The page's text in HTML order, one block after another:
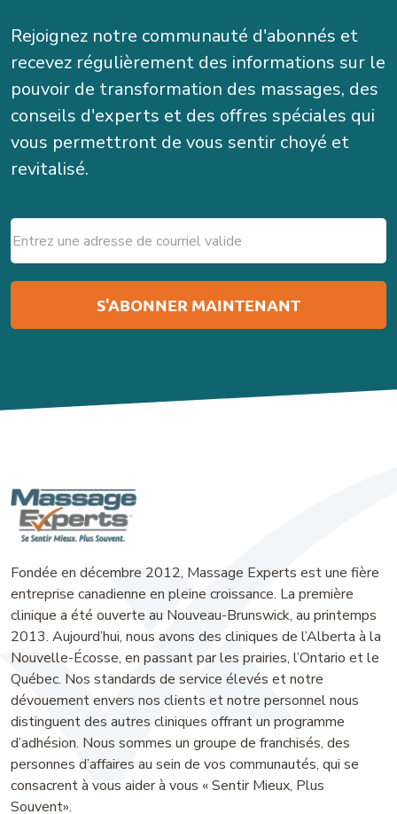
Rejoignez notre communauté d'abonnés et
recevez régulièrement des informations sur le
pouvoir de transformation des massages, des
conseils d'experts et des offres spéciales qui
vous permettront de vous sentir choyé et
revitalisé.
Email
Fondée en décembre 2012, Massage Experts est une fière
entreprise canadienne en pleine croissance. La première
clinique a été ouverte au Nouveau-Brunswick, au printemps
2013. Aujourd’hui, nous avons des cliniques de l’Alberta à la
Nouvelle-Écosse, en passant par les prairies, l’Ontario et le
Québec. Nos standards de service élevés et notre
dévouement envers nos clients et notre personnel nous
distinguent des autres cliniques offrant un programme
d’adhésion. Nous sommes un groupe de franchisés, des
personnes d’affaires au sein de vos communautés, qui se
consacrent à vous aider à vous « Sentir Mieux, Plus
Souvent».